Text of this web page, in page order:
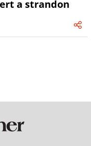
a strandon